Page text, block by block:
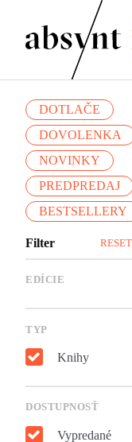
DOTLAČE
DOVOLENKA
NOVINKY
PREDPREDAJ
BESTSELLERY
Filter
EDÍCIE
TYP
Knihy
DOSTUPNOSŤ
Vypredané